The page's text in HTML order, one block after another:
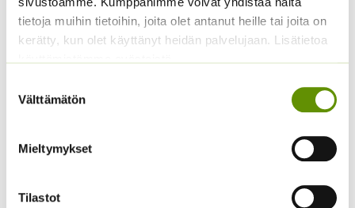
tietoja muihin tietoihin, joita olet antanut heille tai joita on
kerätty, kun olet käyttänyt heidän palvelujaan. Lisätietoa
valinta
Välttämätön
Mieltymykset
Tilastot
Sitruunamelissa LUOMU
3,90€
Alkuperäinen
3,90 €.
2,99
Korianteri
4,00€ – 25,00€Hintaluokka:
25,00 €
Sisältää